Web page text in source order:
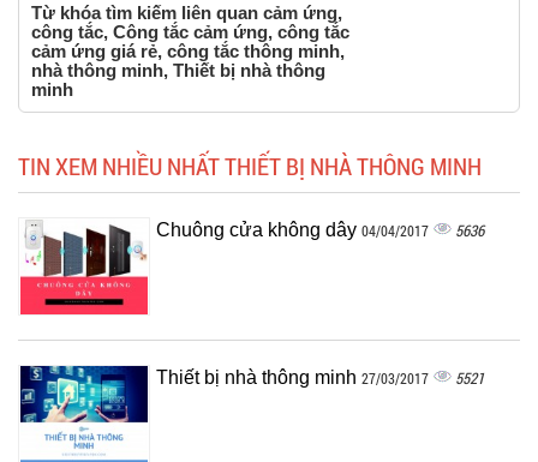
Từ khóa tìm kiếm liên quan cảm ứng,
công tắc, Công tắc cảm ứng, công tắc
cảm ứng giá rẻ, công tắc thông minh,
nhà thông minh, Thiết bị nhà thông
minh
TIN XEM NHIỀU NHẤT THIẾT BỊ NHÀ THÔNG MINH
Chuông cửa không dây 04/04/2017 5636
Thiết bị nhà thông minh 27/03/2017 5521